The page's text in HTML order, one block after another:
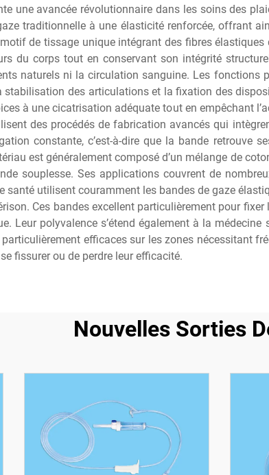
une avancée révolutionnaire dans les soins des
traditionnelle à une élasticité renforcée, offrant
de tissage unique intégrant des fibres
du corps tout en conservant son intégrité
naturels ni la circulation sanguine. Les fonctions
stabilisation des articulations et la fixation des
à une cicatrisation adéquate tout en empêchant
des procédés de fabrication avancés qui
constante, c’est-à-dire que la bande
est généralement composé d’un mélange de
souplesse. Ses applications couvrent de
santé utilisent couramment les bandes de gaze
Ces bandes excellent particulièrement pour
Leur polyvalence s’étend également à la
efficaces sur les zones nécessitant
fissurer ou de perdre leur efficacité.
Nouvelles Sorties